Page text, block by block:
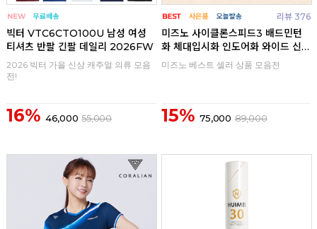
빅터 VTC6CTO100U 남성 여성
티셔츠 반팔 긴팔 데일리 2026FW
2026 빅터 가을 신상 캐주얼 의류 모음
전!
16% 46,000 55,000
리뷰 376
미즈노 사이클론스피드3 배드민턴
화 체대입시화 인도어화 와이드 신
발
미즈노 베스트 셀러 상품 모음전
15% 75,000 89,000